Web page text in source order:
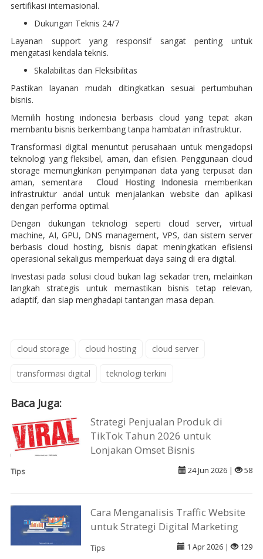
sertifikasi internasional.
Dukungan Teknis 24/7
Layanan support yang responsif sangat penting untuk
mengatasi kendala teknis.
Skalabilitas dan Fleksibilitas
Pastikan layanan mudah ditingkatkan sesuai pertumbuhan
bisnis.
Memilih hosting indonesia berbasis cloud yang tepat akan
membantu bisnis berkembang tanpa hambatan infrastruktur.
Transformasi digital menuntut perusahaan untuk mengadopsi
teknologi yang fleksibel, aman, dan efisien. Penggunaan cloud
storage memungkinkan penyimpanan data yang terpusat dan
aman, sementara Cloud Hosting Indonesia memberikan
infrastruktur andal untuk menjalankan website dan aplikasi
dengan performa optimal.
Dengan dukungan teknologi seperti cloud server, virtual
machine, AI, GPU, DNS management, VPS, dan sistem server
berbasis cloud hosting, bisnis dapat meningkatkan efisiensi
operasional sekaligus memperkuat daya saing di era digital.
Investasi pada solusi cloud bukan lagi sekadar tren, melainkan
langkah strategis untuk memastikan bisnis tetap relevan,
adaptif, dan siap menghadapi tantangan masa depan.
cloud storage cloud hosting cloud server
transformasi digital teknologi terkini
Baca Juga:
Strategi Penjualan Produk di
TikTok Tahun 2026 untuk
Lonjakan Omset Bisnis
Tips 24 Jun 2026 | 58
Cara Menganalisis Traffic Website
untuk Strategi Digital Marketing
Tips 1 Apr 2026 | 129